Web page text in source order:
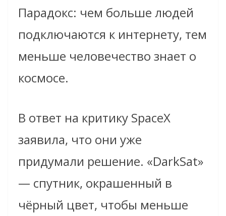
Парадокс: чем больше людей
подключаются к интернету, тем
меньше человечество знает о
космосе.
В ответ на критику SpaceX
заявила, что они уже
придумали решение. «DarkSat»
— спутник, окрашенный в
чёрный цвет, чтобы меньше